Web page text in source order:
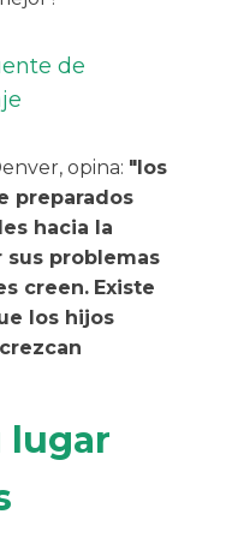
de
opina: "los
preparados
hacia la
problemas
creen. Existe
los hijos
lugar